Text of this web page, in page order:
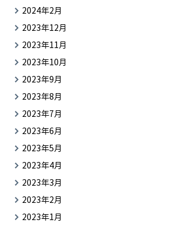
2024年2月
2023年12月
2023年11月
2023年10月
2023年9月
2023年8月
2023年7月
2023年6月
2023年5月
2023年4月
2023年3月
2023年2月
2023年1月